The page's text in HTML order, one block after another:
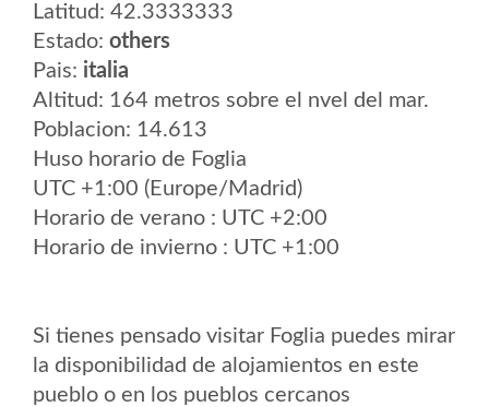
Latitud: 42.3333333
Estado: others
Pais: italia
Altitud: 164 metros sobre el nvel del mar.
Poblacion: 14.613
Huso horario de Foglia
UTC +1:00 (Europe/Madrid)
Horario de verano : UTC +2:00
Horario de invierno : UTC +1:00
Si tienes pensado visitar Foglia puedes mirar
la disponibilidad de alojamientos en este
pueblo o en los pueblos cercanos